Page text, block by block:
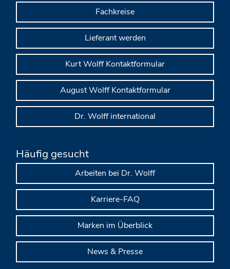
Fachkreise
Lieferant werden
Kurt Wolff Kontaktformular
August Wolff Kontaktformular
Dr. Wolff international
Häufig gesucht
Arbeiten bei Dr. Wolff
Karriere-FAQ
Marken im Überblick
News & Presse